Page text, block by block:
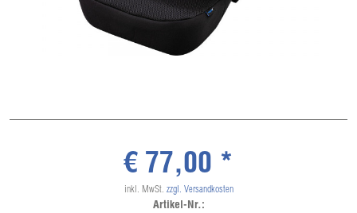
€ 77,00 *
inkl. MwSt. zzgl. Versandkosten
Artikel-Nr.: